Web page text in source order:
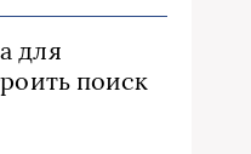
для
поиск